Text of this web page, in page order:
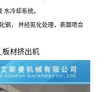
冷却系统。
钢， 并经氮化处理，表面喷合
板材挤出机